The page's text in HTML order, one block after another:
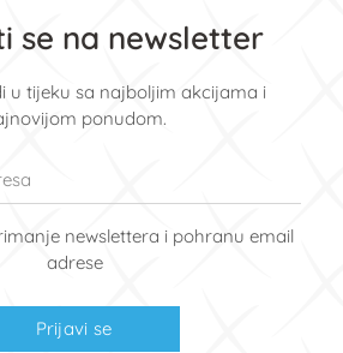
se na newsletter
u tijeku sa najboljim akcijama i
ponudom.
newslettera i pohranu email
adrese
Prijavi se